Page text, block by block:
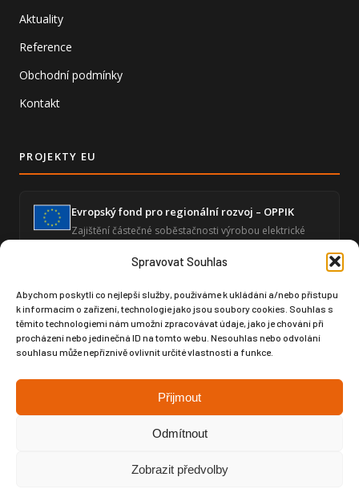
Spravovat Souhlas
Abychom poskytli co nejlepší služby, používáme k ukládání a/nebo přístupu
k informacím o zařízení, technologie jako jsou soubory cookies. Souhlas s
těmito technologiemi nám umožní zpracovávat údaje, jako je chování při
procházení nebo jedinečná ID na tomto webu. Nesouhlas nebo odvolání
souhlasu může nepříznivě ovlivnit určité vlastnosti a funkce.
Přijmout
Odmítnout
Zobrazit předvolby
Aktuality
Reference
Obchodní podmínky
Kontakt
PROJEKTY EU
Evropský fond pro regionální rozvoj – OPPIK
Zajištění částečné soběstačnosti výrobou elektrické
Zvýšení úrovně digitalizace – GLOBAL SPORT
ČUPA
Posílení digitální infrastruktury prostřednictvím
moderního softwaru pro produktový design a výrobní
dokumentaci.
Copyright © Weiron Dynamics, s.r.o. |Tvorba webových stránek